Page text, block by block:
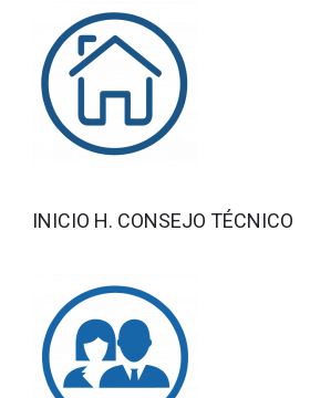
INICIO H. CONSEJO TÉCNICO